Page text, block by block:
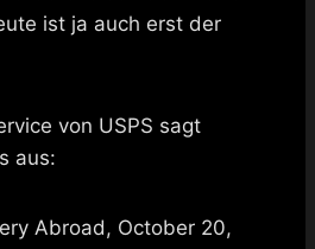
ist ja auch erst der
von USPS sagt
aus:
Abroad, October 20,